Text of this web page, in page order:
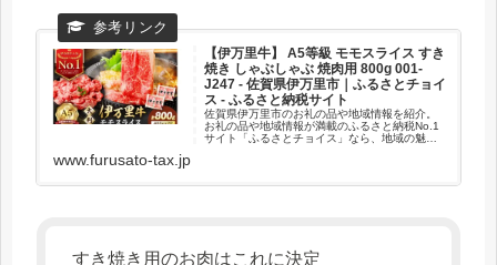
【伊万里牛】 A5等級 モモスライス すき
焼き しゃぶしゃぶ 焼肉用 800g 001-
J247 - 佐賀県伊万里市｜ふるさとチョイ
ス - ふるさと納税サイト
佐賀県伊万里市のお礼の品や地域情報を紹介。
お礼の品や地域情報が満載のふるさと納税No.1
サイト「ふるさとチョイス」なら、地域の魅力
www.furusato-tax.jp
すき焼き用のお肉はこれに決定